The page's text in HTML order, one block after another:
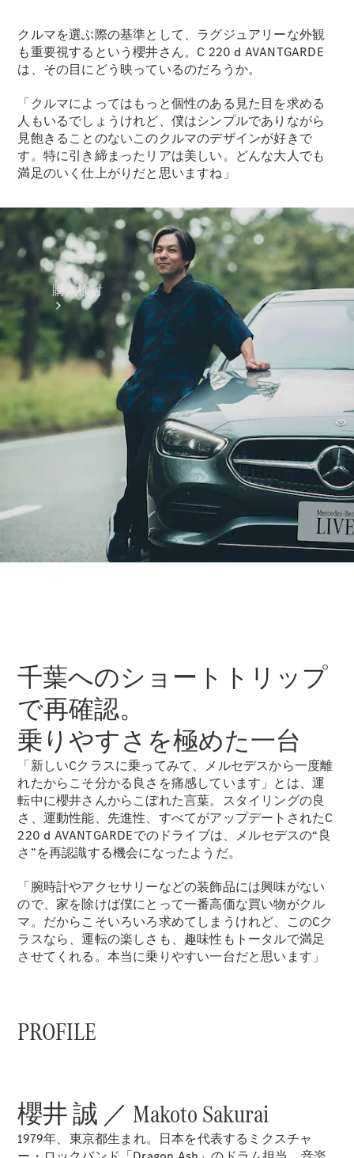
購入検討
フェア・イ
法人のお客
様へ
認定中古車
とは
買取サービ
ス
見積シミュ
レーション
試乗リクエ
スト
デジタルプ
ロダクト
サービスプ
ログラム
アクセサ
クルマを選ぶ際の基準として、ラグジュアリーな外観
も重要視するという櫻井さん。C 220 d AVANTGARDE
は、その目にどう映っているのだろうか。
「クルマによってはもっと個性のある見た目を求める
人もいるでしょうけれど、僕はシンプルでありながら
見飽きることのないこのクルマのデザインが好きで
す。特に引き締まったリアは美しい。どんな大人でも
満足のいく仕上がりだと思いますね」
千葉へのショートトリップ
で再確認。
乗りやすさを極めた一台
「新しいCクラスに乗ってみて、メルセデスから一度離
れたからこそ分かる良さを痛感しています」とは、運
転中に櫻井さんからこぼれた言葉。スタイリングの良
さ、運動性能、先進性、すべてがアップデートされたC
220 d AVANTGARDEでのドライブは、メルセデスの“良
さ”を再認識する機会になったようだ。
「腕時計やアクセサリーなどの装飾品には興味がない
ので、家を除けば僕にとって一番高価な買い物がクル
マ。だからこそいろいろ求めてしまうけれど、このCク
ラスなら、運転の楽しさも、趣味性もトータルで満足
させてくれる。本当に乗りやすい一台だと思います」
PROFILE
櫻井 誠 ／ Makoto Sakurai
1979年、東京都生まれ。日本を代表するミクスチャ